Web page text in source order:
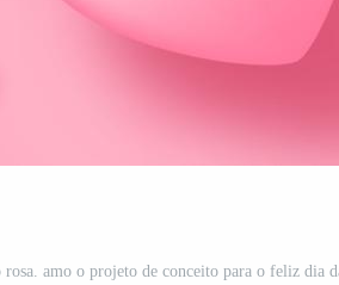
amo o projeto de conceito para o feliz dia